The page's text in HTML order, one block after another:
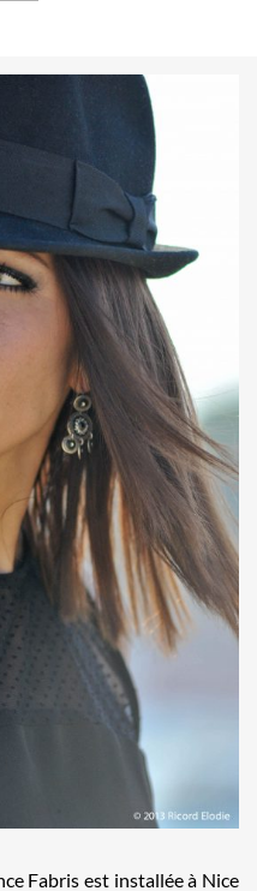
Fabris est installée à Nice